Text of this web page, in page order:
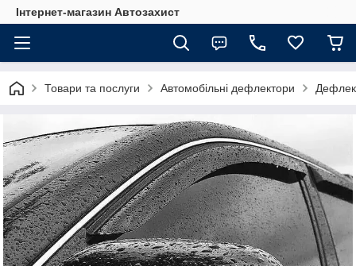
Інтернет-магазин Автозахист
Товари та послуги Автомобільні дефлектори